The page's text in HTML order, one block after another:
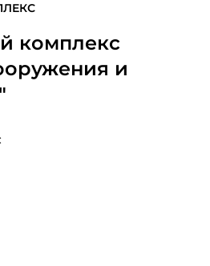
комплекс
и